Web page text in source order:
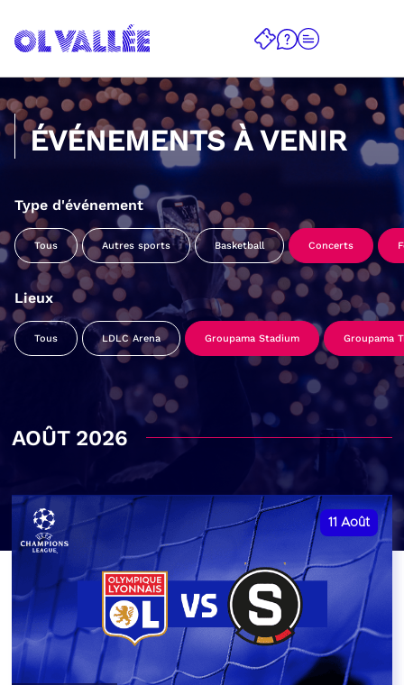
ÉVÉNEMENTS À VENIR
Type d'événement
Tous Autres sports Basketball Concerts
Lieux
Tous LDLC Arena Groupama Stadium Groupama
AOÛT 2026
11 Août